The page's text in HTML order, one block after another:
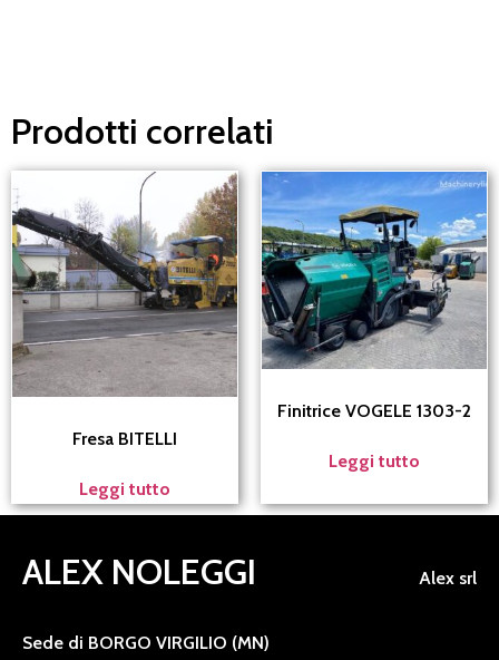
Prodotti correlati
Fresa BITELLI
Leggi tutto
Finitrice VOGELE 1303-2
Leggi tutto
ALEX NOLEGGI Alex srl
Sede di BORGO VIRGILIO (MN)